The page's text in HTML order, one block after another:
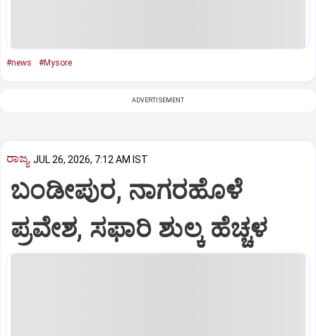
#news #Mysore
ADVERTISEMENT
ರಾಜ್ಯ JUL 26, 2026, 7:12 AM IST
ಬಂಡೀಪುರ, ನಾಗರಹೊಳೆ
ಪ್ರವೇಶ, ಸಫಾರಿ ಶುಲ್ಕ ಹೆಚ್ಚಳ